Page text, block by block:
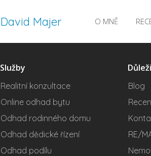
David Majer O MNĚ
Služby
Realitní konzultace
Online odhad bytu
Odhad rodinného domu
Odhad dědické řízení
Odhad podílu
Blog
RE/